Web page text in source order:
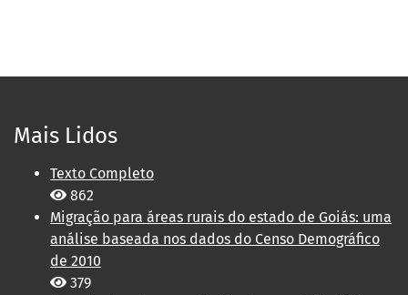
Mais Lidos
Texto Completo
862
Migração para áreas rurais do estado de Goiás: uma
análise baseada nos dados do Censo Demográfico
de 2010
379